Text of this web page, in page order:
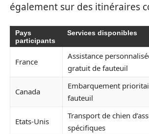
également sur des itinéraires
Pays
participants
Services disponibles
France
Assistance
gratuit de fauteuil
Canada
Embarquement
fauteuil
Etats-Unis
Transport de chien
spécifiques